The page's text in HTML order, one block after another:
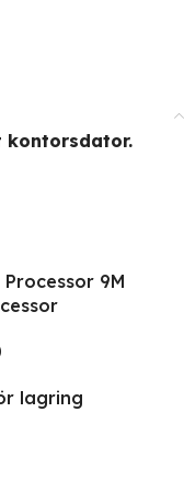
kontorsdator.
9M
lagring